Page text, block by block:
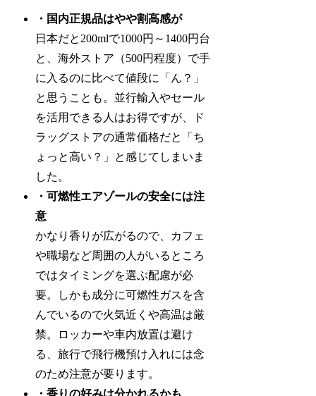
・国内正規品はやや割高感が
日本だと200mlで1000円～1400円台
と、海外ストア（500円程度）で手
に入るのに比べて値段に「ん？」
と思うことも。並行輸入やセール
を活用できる人はお得ですが、ド
ラッグストアの通常価格だと「ち
ょっと高い？」と感じてしまいま
した。
・可燃性エアゾールの安全には注
意
かなり香りが広がるので、カフェ
や職場など周囲の人がいるところ
ではタイミングを選ぶ配慮が必
要。しかも成分に可燃性ガスを含
んでいるので火気近くや高温は厳
禁。ロッカーや車内放置は避け
る、旅行で飛行機預け入れには念
のため注意が要ります。